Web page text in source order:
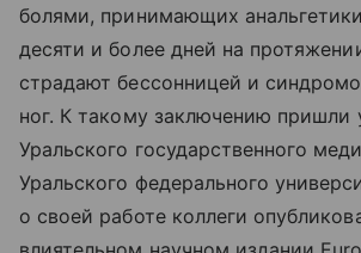
болями, принимающих
десяти и более дней на
страдают бессонницей и
ног. К такому заключению пришли
Уральского государственного
Уральского федерального
о своей работе коллеги